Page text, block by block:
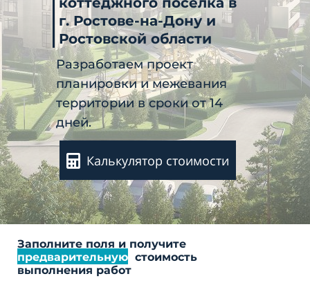
г. Ростове-на-Дону и
Ростовской области
Разработаем проект
планировки и межевания
территории в сроки от 14
дней.
Калькулятор стоимости
Заполните поля и получите
предварительную стоимость
выполнения работ